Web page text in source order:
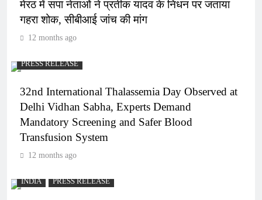
मेरठ में सपा नेताओं ने प्रतीक यादव के निधन पर जताया
गहरा शोक, सीबीआई जांच की मांग
12 months ago
PRESS RELEASE
32nd International Thalassemia Day Observed at
Delhi Vidhan Sabha, Experts Demand
Mandatory Screening and Safer Blood
Transfusion System
12 months ago
INDIA PRESS RELEASE